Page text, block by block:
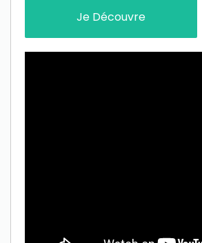
Je Découvre